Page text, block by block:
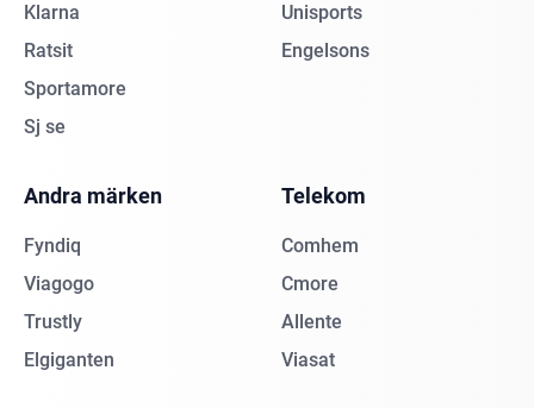
Klarna
Ratsit
Sportamore
Sj se
Unisports
Engelsons
Andra märken
Fyndiq
Viagogo
Trustly
Elgiganten
Telekom
Comhem
Cmore
Allente
Viasat